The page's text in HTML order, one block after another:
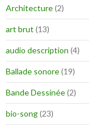
Architecture(2)
art brut (13)
audio description (4)
Ballade sonore(19)
Bande Dessinée(2)
bio-song(23)